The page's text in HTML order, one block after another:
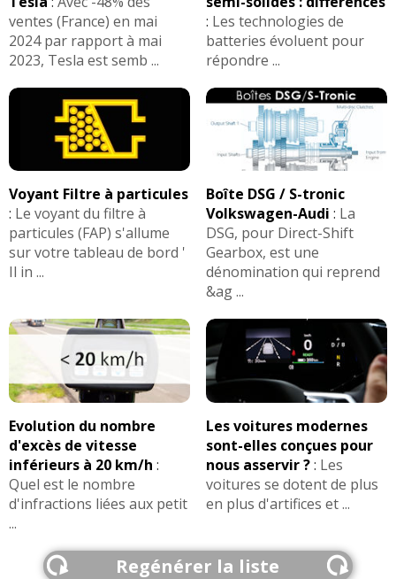
ventes (France) en mai
2024 par rapport à mai
2023, Tesla est semb ...
: Les technologies de
batteries évoluent pour
répondre ...
Voyant Filtre à particules
: Le voyant du filtre à
particules (FAP) s'allume
sur votre tableau de bord '
Il in ...
Boîte DSG / S-tronic
Volkswagen-Audi : La
DSG, pour Direct-Shift
Gearbox, est une
dénomination qui reprend
&ag ...
Evolution du nombre
d'excès de vitesse
inférieurs à 20 km/h :
Quel est le nombre
d'infractions liées aux petit
...
Les voitures modernes
sont-elles conçues pour
nous asservir ?: Les
voitures se dotent de plus
en plus d'artifices et ...
Regénérer la liste